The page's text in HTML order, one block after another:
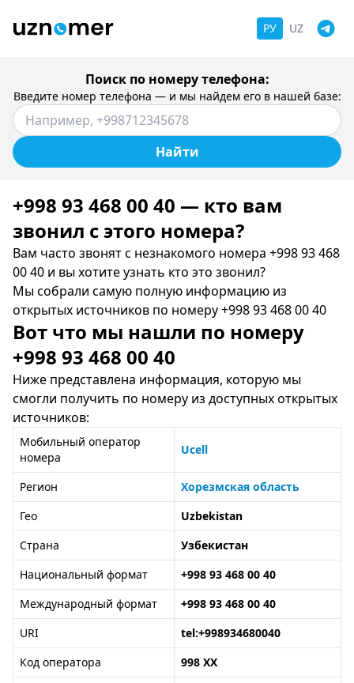
РУ UZ
Поиск по номеру телефона:
Введите номер телефона — и мы найдем его в нашей базе:
Найти
+998 93 468 00 40 — кто вам
звонил c этого номера?
Вам часто звонят с незнакомого номера +998 93 468
00 40 и вы хотите узнать кто это звонил?
Мы собрали самую полную информацию из
открытых источников по номеру +998 93 468 00 40
Вот что мы нашли по номеру
+998 93 468 00 40
Ниже представлена информация, которую мы
смогли получить по номеру из доступных открытых
источников:
Мобильный оператор
номера
Ucell
Регион
Хорезмская область
Гео
Uzbekistan
Страна
Узбекистан
Национальный формат
+998 93 468 00 40
Международный формат
+998 93 468 00 40
URI
tel:+998934680040
Код оператора
998 XX